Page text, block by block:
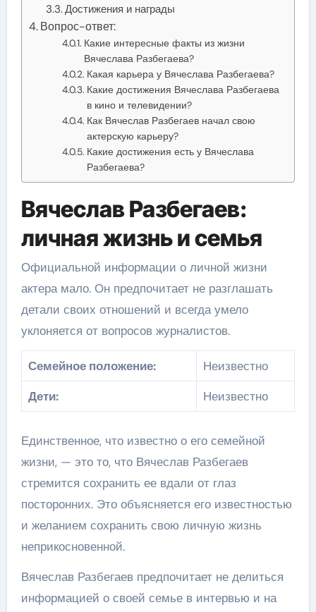
Достижения и награды
Вопрос-ответ:
Какие интересные факты из жизни
Вячеслава Разбегаева?
Какая карьера у Вячеслава Разбегаева?
Какие достижения Вячеслава Разбегаева
в кино и телевидении?
Как Вячеслав Разбегаев начал свою
актерскую карьеру?
Какие достижения есть у Вячеслава
Разбегаева?
Вячеслав Разбегаев:
личная жизнь и семья
Официальной информации о личной жизни
актера мало. Он предпочитает не разглашать
детали своих отношений и всегда умело
уклоняется от вопросов журналистов.
Семейное положение:
Неизвестно
Дети:
Неизвестно
Единственное, что известно о его семейной
жизни, — это то, что Вячеслав Разбегаев
стремится сохранить ее вдали от глаз
посторонних. Это объясняется его известностью
и желанием сохранить свою личную жизнь
неприкосновенной.
Вячеслав Разбегаев предпочитает не делиться
информацией о своей семье в интервью и на